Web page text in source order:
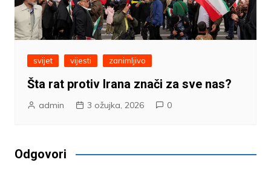
svijet vijesti zanimljivo
Šta rat protiv Irana znači za sve nas?
admin 3 ožujka, 2026 0
Odgovori